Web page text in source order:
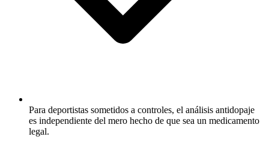
Para deportistas sometidos a controles, el análisis antidopaje
es independiente del mero hecho de que sea un medicamento
legal.